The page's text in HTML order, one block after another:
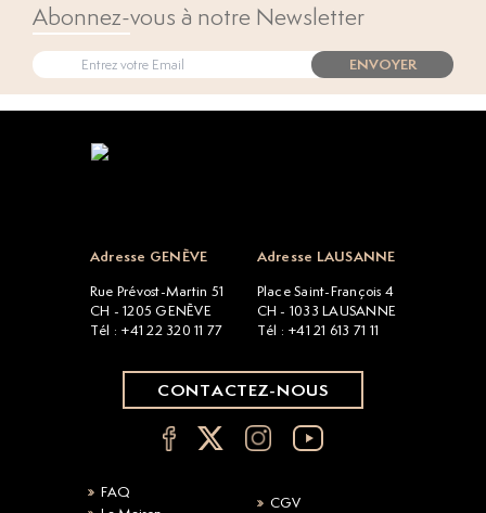
Abonnez-vous à notre Newsletter
ENVOYER
Adresse GENÈVE
Rue Prévost-Martin 51
CH - 1205 GENÈVE
Tél : +41 22 320 11 77
Adresse LAUSANNE
Place Saint-François 4
CH - 1033 LAUSANNE
Tél : +41 21 613 71 11
CONTACTEZ-NOUS
FAQ
CGV